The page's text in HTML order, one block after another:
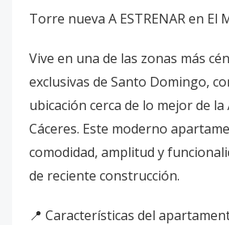
Torre nueva A ESTRENAR en El
Vive en una de las zonas más
exclusivas de Santo Domingo,
ubicación cerca de lo mejor de la
Cáceres. Este moderno
comodidad, amplitud y
de reciente construcción.
📍 Características del